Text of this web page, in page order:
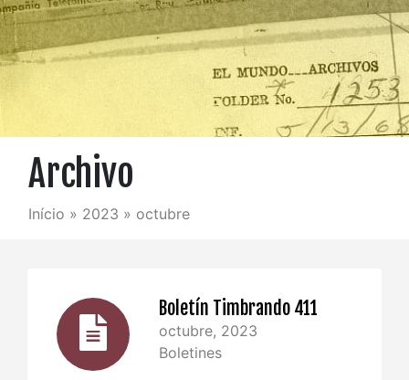
Archivo
Início » 2023 » octubre
Boletín Timbrando 411
octubre, 2023
Boletines